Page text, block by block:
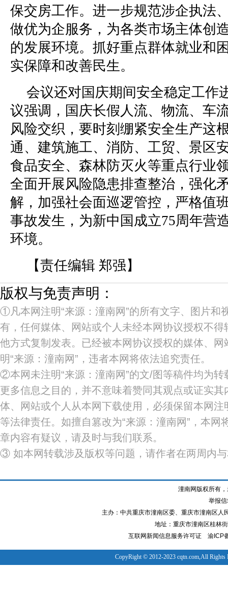
保交房工作。进一步规范涉企执法
做优为企服务，为各类市场主体创
的发展环境。抓好重点群体就业和
实保障和改善民生。
会议还对国庆期间安全稳定工作
议强调，国庆长假人流、物流、车
风险交织，要时刻绷紧安全生产这
通、建筑施工、消防、工贸、景区
食品安全、森林防灭火等重点行业
全面开展风险隐患排查整治，强化
解，加强社会面巡逻管控，严格值
事故发生，为新中国成立75周年营
环境。
【责任编辑 郑强】
版权与免责声明：
①凡本网注明“来源：潼南网”的所有文字、图片和
有，任何媒体、网站或个人未经本网协议授权不
他方式复制发表。已经被本网协议授权的媒体、
明“来源：潼南网”，违者本网将依法追究责任。
②本网未注明“来源：潼南网”的文/图等稿件均为
更多信息之目的，并不意味着赞同其观点或证实
体、网站或个人从本网下载使用，必须保留本网注
等法律责任。如擅自篡改为“来源：潼南网”，本网
章内容有疑议，请及时与我们联系。
③ 如本网转载涉及版权等问题，请作者在两周内
潼南网版权所有
举报
主办：中共重庆市潼南区委、重庆市潼南区
地址：重庆市潼南区桂林
互联网新闻信息服务许可证
渝ICP
CopyRight © 2012-2023 cqtn.com,All Rights